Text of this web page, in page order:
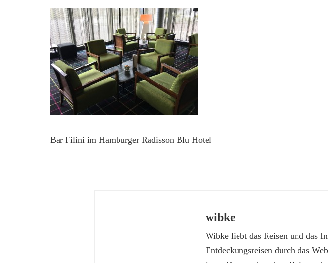
Bar Filini im Hamburger Radisson Blu Hotel
wibke
Wibke liebt das Reisen und das
Entdeckungsreisen durch das